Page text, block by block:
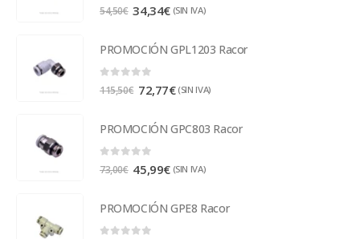
5.00out of 5
54,50€ 34,34€ (SIN IVA)
PROMOCIÓN GPL1203 Racor
0 out of 5
115,50€ 72,77€ (SIN IVA)
PROMOCIÓN GPC803 Racor
0out of 5
73,00€ 45,99€ (SIN IVA)
PROMOCIÓN GPE8 Racor